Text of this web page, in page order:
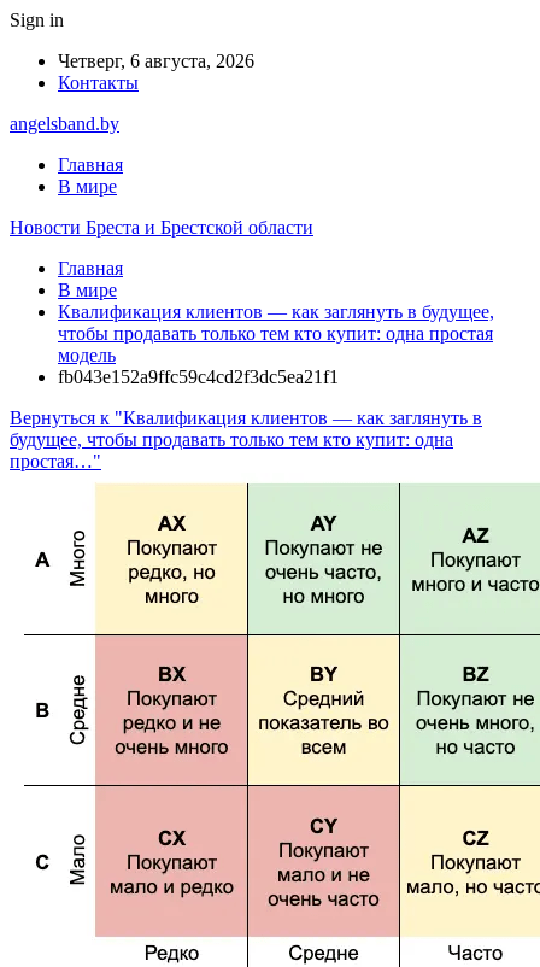
Sign in
Четверг, 6 августа, 2026
Контакты
angelsband.by
Главная
В мире
Новости Бреста и Брестской области
Главная
В мире
Квалификация клиентов — как заглянуть в будущее,
чтобы продавать только тем кто купит: одна простая
модель
fb043e152a9ffc59c4cd2f3dc5ea21f1
Вернуться к "Квалификация клиентов — как заглянуть в
будущее, чтобы продавать только тем кто купит: одна
простая…"